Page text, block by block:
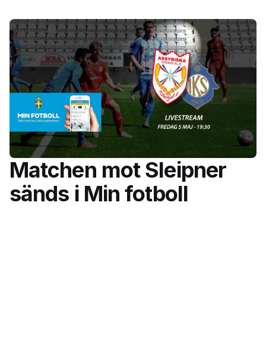
Matchen mot Sleipner
sänds i Min fotboll